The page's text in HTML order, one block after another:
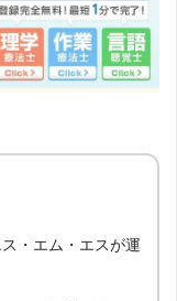
・エム・エスが運